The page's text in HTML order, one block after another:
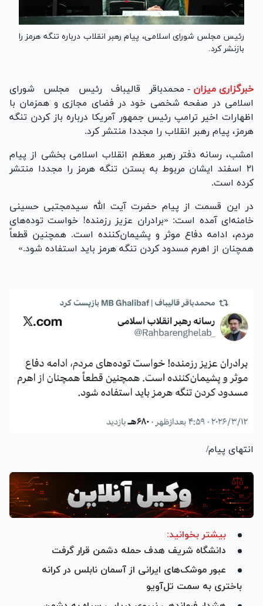
رئیس مجلس شورای اسلامی، پیام رهبر انقلاب درباره تنگه هرمز را
بازنشر کرد.
خبرگزاری میزان - محمدباقر قالیباف رئیس مجلس شورای
اسلامی در صفحه شخصی خود در فضای مجازی و همزمان با
اظهارات اخیر ترامپ رئیس جمهور آمریکا درباره باز کردن تنگه
هرمز، پیام رهبر انقلاب را مجددا منتشر کرد.
امشب، رسانه دفتر رهبر معظم انقلاب اسلامی بخشی از پیام
۲۱ اسفند ایشان مربوط به بستن تنگه هرمز را مجددا منتشر
کرده است.
در این قسمت از پیام حضرت آیت الله سیدمجتبی حسینی
خامنه‌ای آمده است: «برادران عزیز رزمنده! خواست توده‌های
مردم، ادامه دفاع موثر و پشیمان‌کننده است. همچنین قطعاً
همچنان از اهرم مسدود کردن تنگه هرمز باید استفاده شود.»
انتهای پیام/
بیشتر بخوانید:
دانشگاه شریف هدف حمله دشمن قرار گرفت
عبور موشک‌های ایرانی از آسمان نابلس در کرانه
باختری به سمت تل‌آویو